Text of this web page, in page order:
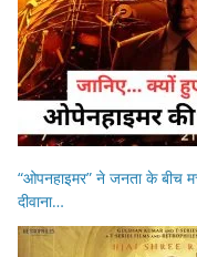
“ओपनहाइमर” ने जनता के बीच
दीवाना…